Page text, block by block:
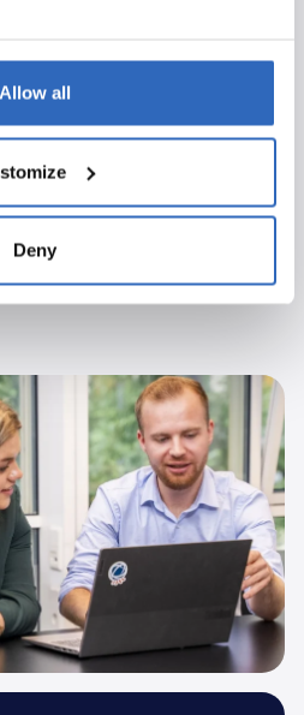
Allow all
Deny
politieke monitor? Vraag